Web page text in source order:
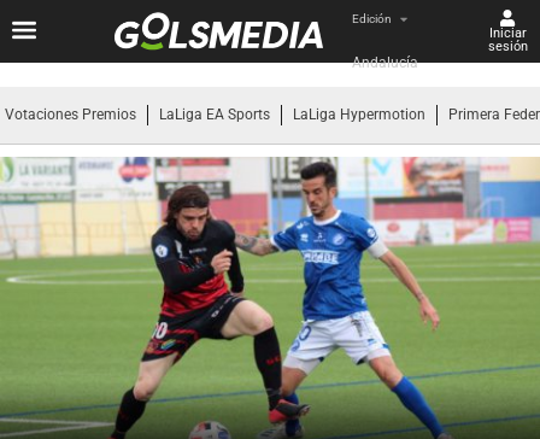
Edición
Andalucía
Iniciar
sesión
Votaciones Premios LaLiga EA Sports LaLiga Hypermotion Primera